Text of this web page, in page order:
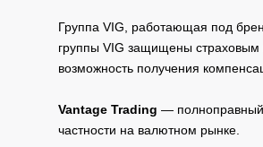
Группа VIG, работающая под
группы VIG защищены страховым
возможность получения
Vantage Trading — полноправный
частности на валютном рынке.